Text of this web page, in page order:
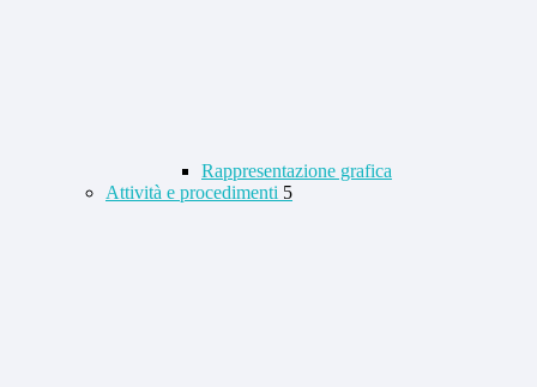
Rappresentazione grafica
Attività e procedimenti 5